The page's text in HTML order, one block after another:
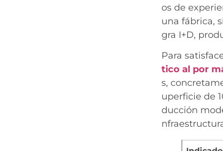
os de
una fábrica,
gra I+D,
Para
tico al por
s,
uperficie de
ducción